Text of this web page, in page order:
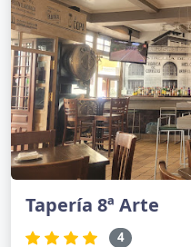
Tapería 8ª Arte
4